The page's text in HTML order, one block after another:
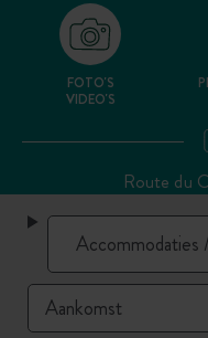
FOTO'S
VIDEO'S
Route du